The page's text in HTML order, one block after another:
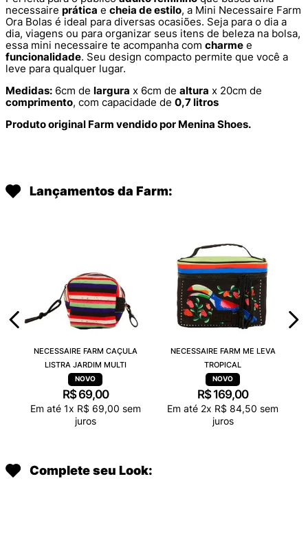
necessaire prática e cheia de estilo, a Mini Necessaire Farm
Ora Bolas é ideal para diversas ocasiões. Seja para o dia a
dia, viagens ou para organizar seus itens de beleza na bolsa,
essa mini necessaire te acompanha com charme e
funcionalidade. Seu design compacto permite que você a
leve para qualquer lugar.
Medidas: 6cm de largura x 6cm de altura x 20cm de
comprimento, com capacidade de 0,7 litros
Produto original Farm vendido por Menina Shoes.
Lançamentos da Farm:
NECESSAIRE FARM CAÇULA
LISTRA JARDIM MULTI
R$ 69,00
Em até 1x R$ 69,00 sem
juros
NECESSAIRE FARM ME LEVA
TROPICAL
R$ 169,00
Em até 2x R$ 84,50 sem
juros
Complete seu Look: